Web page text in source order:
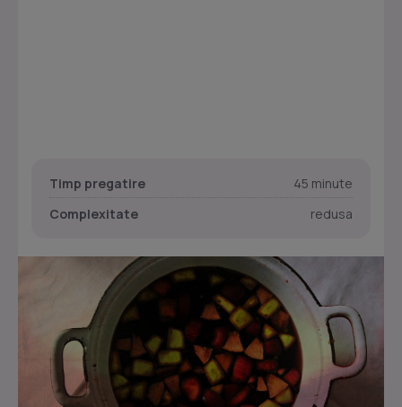
Timp pregatire
45 minute
Complexitate
redusa